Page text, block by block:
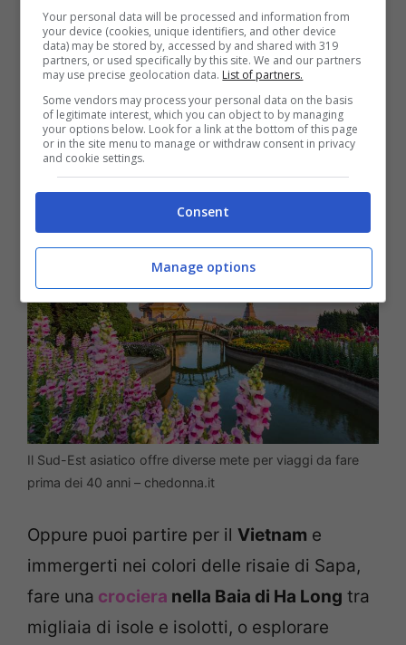
ogni sua sfumatura. Non solo spiagge e
tramonti: tra i luoghi imperdibili,Angkor
Wat in Cambogia, un complesso di templi
immerso nella giungla, è uno spettacolo di
archeologia e spiritualità che risale al XII
secolo.
Il Sud-Est asiatico offre diverse mete per viaggi da fare
prima dei 40 anni – chedonna.it
Oppure puoi partire per il Vietnam e
immergerti nei colori delle risaie di Sapa,
fare una crociera nella Baia di Ha Long tra
migliaia di isole e isolotti, o esplorare
Your personal data will be processed and information from
your device (cookies, unique identifiers, and other device
data) may be stored by, accessed by and shared with 319
partners, or used specifically by this site. We and our partners
may use precise geolocation data. List of partners.
Some vendors may process your personal data on the basis
of legitimate interest, which you can object to by managing
your options below. Look for a link at the bottom of this page
or in the site menu to manage or withdraw consent in privacy
and cookie settings.
Consent
Manage options